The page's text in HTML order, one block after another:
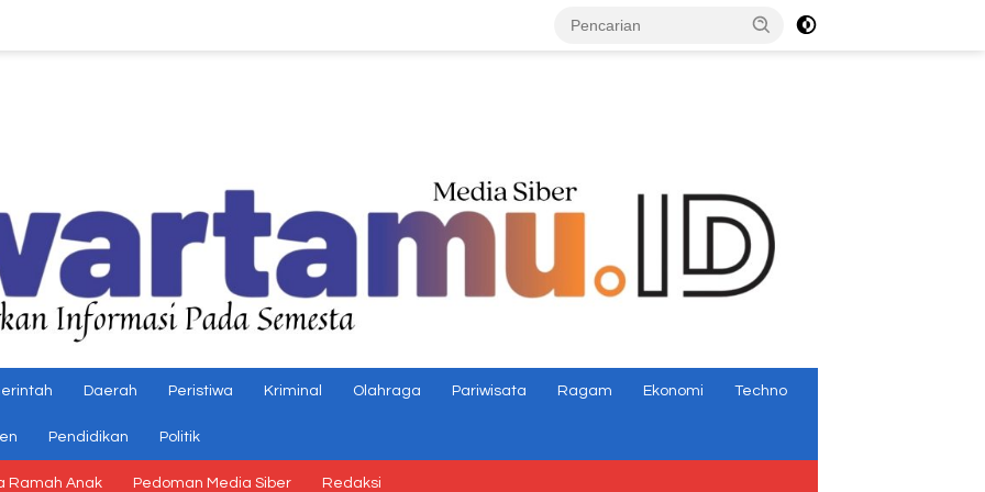
Daerah Peristiwa Kriminal Olahraga Pariwisata Ragam Ekonomi Techno
Pendidikan Politik
Ramah Anak Pedoman Media Siber Redaksi